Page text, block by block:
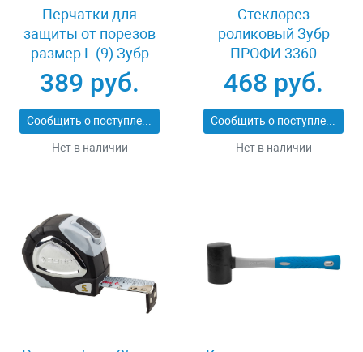
Перчатки для
защиты от порезов
размер L (9) Зубр
11277-L
389 руб.
Сообщить о поступлении
Нет в наличии
Стеклорез
роликовый Зубр
ПРОФИ 3360
468 руб.
Сообщить о поступлении
Нет в наличии